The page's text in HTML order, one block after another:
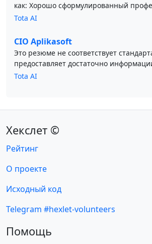
как: Хорошо сформулированный
Tota AI
CIO Aplikasoft
Это резюме не соответствует
предоставляет достаточно
Tota AI
Хекслет ©
Рейтинг
О проекте
Исходный код
Telegram #hexlet-volunteers
Помощь